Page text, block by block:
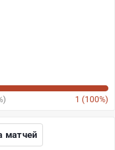
1 (100%)
матчей